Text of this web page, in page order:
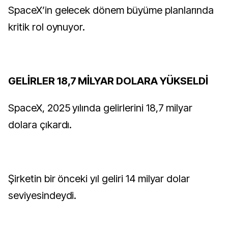
SpaceX’in gelecek dönem büyüme planlarında
kritik rol oynuyor.
GELİRLER 18,7 MİLYAR DOLARA YÜKSELDİ
SpaceX, 2025 yılında gelirlerini 18,7 milyar
dolara çıkardı.
Şirketin bir önceki yıl geliri 14 milyar dolar
seviyesindeydi.